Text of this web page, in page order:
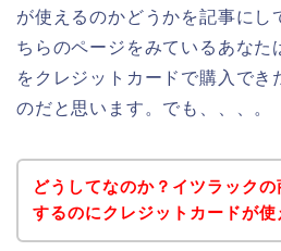
が使えるのかどうかを記事にし
ちらのページをみているあなた
をクレジットカードで購入でき
のだと思います。でも、、、。
どうしてなのか？イツラックの
するのにクレジットカードが使